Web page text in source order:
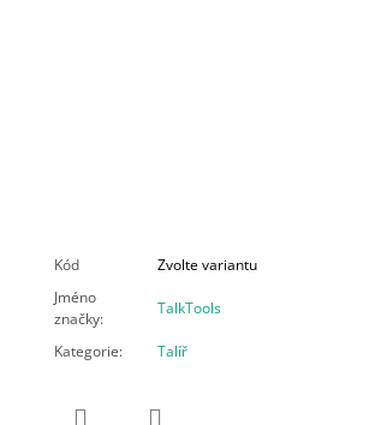
Kód
Zvolte variantu
Jméno
značky:
TalkTools
Kategorie: Talíř